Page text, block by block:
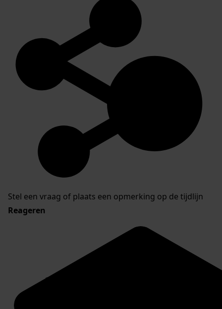
Stel een vraag of plaats een opmerking op de tijdlijn
Reageren